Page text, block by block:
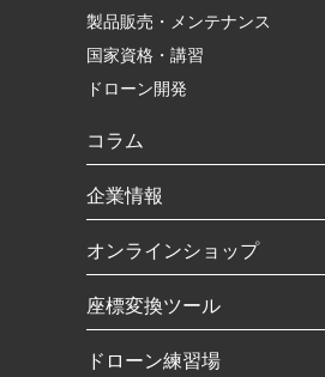
製品販売・メンテナンス
国家資格・講習
ドローン開発
コラム
企業情報
オンラインショップ
座標変換ツール
ドローン練習場